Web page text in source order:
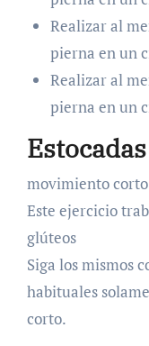
Realizar al
pierna en un
Realizar al
pierna en un
movimiento corto
Este ejercicio
glúteos
Siga los mismos
habituales
corto.